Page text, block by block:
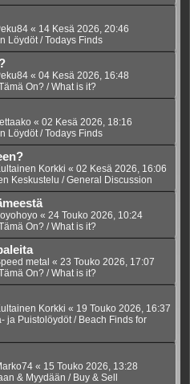
« 14 Kesä 2026, 20:46
Löydöt / Todays Finds
« 04 Kesä 2026, 16:48
On? / What is it?
« 02 Kesä 2026, 18:16
Löydöt / Todays Finds
Korkki « 02 Kesä 2026, 16:06
Keskustelu / General Discussion
« 24 Touko 2026, 10:24
On? / What is it?
metal « 23 Touko 2026, 17:07
On? / What is it?
Korkki « 19 Touko 2026, 16:37
ja Puistolöydöt / Beach Finds for
« 15 Touko 2026, 13:28
& Myydään / Buy & Sell